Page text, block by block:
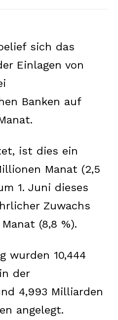
sich das
Einlagen von
Banken auf
ist dies ein
Manat (2,5
1. Juni dieses
Zuwachs
(8,8 %).
wurden 10,444
der
4,993 Milliarden
angelegt.